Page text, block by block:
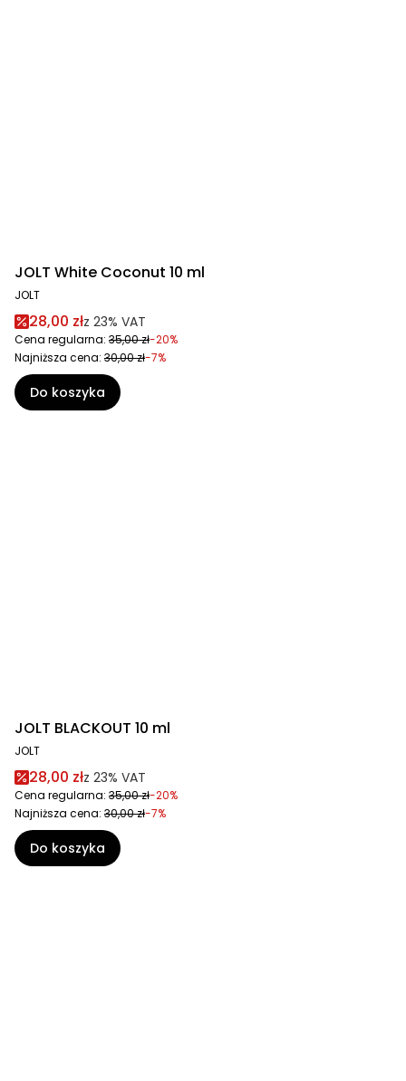
JOLT White Coconut 10 ml
JOLT
28,00 złz 23% VAT
Cena regularna: 35,00 zł-20%
Najniższa cena: 30,00 zł-7%
Do koszyka
JOLT BLACKOUT 10 ml
JOLT
28,00 złz 23% VAT
Cena regularna: 35,00 zł-20%
Najniższa cena: 30,00 zł-7%
Do koszyka